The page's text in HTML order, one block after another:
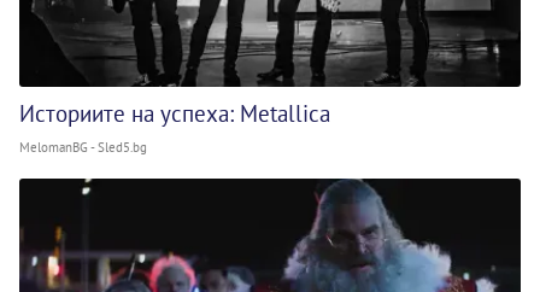
Историите на успеха: Metallica
MelomanBG - Sled5.bg